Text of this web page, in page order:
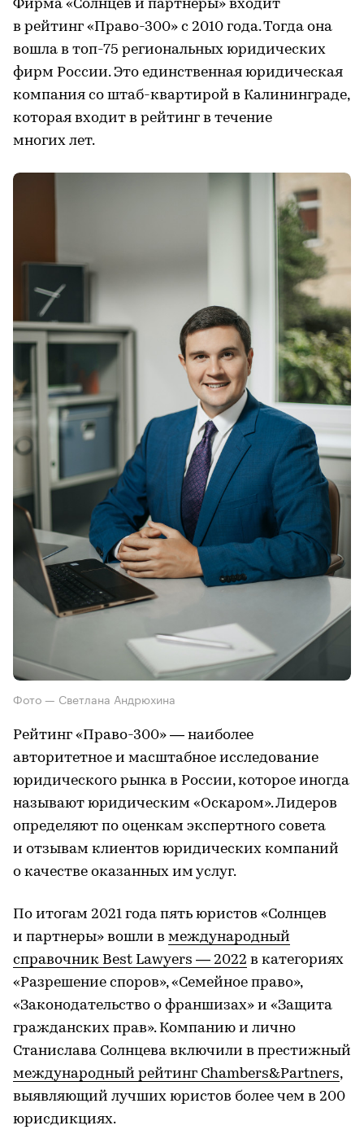
Фирма «Солнцев и партнеры» входит
в рейтинг «Право-300» с 2010 года. Тогда она
вошла в топ-75 региональных юридических
фирм России. Это единственная юридическая
компания со штаб-квартирой в Калининграде,
которая входит в рейтинг в течение
многих лет.
Фото — Светлана Андрюхина
Рейтинг «Право-300» — наиболее
авторитетное и масштабное исследование
юридического рынка в России, которое иногда
называют юридическим «Оскаром». Лидеров
определяют по оценкам экспертного совета
и отзывам клиентов юридических компаний
о качестве оказанных им услуг.
По итогам 2021 года пять юристов «Солнцев
и партнеры» вошли в международный
справочник Best Lawyers — 2022 в категориях
«Разрешение споров», «Семейное право»,
«Законодательство о франшизах» и «Защита
гражданских прав». Компанию и лично
Станислава Солнцева включили в престижный
международный рейтинг Chambers&Partners,
выявляющий лучших юристов более чем в 200
юрисдикциях.